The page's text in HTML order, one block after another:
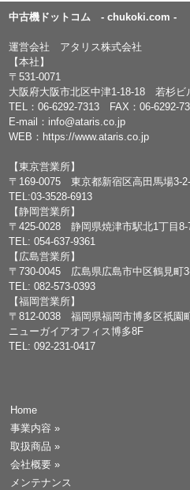
中古機ドットコム - chukoki.com -
運営会社 アタリス株式会社
【本社】
〒531-0071
大阪府大阪市北区中津1-18-18 若杉ビ
TEL：06-6292-7313 FAX：06-6292-
E-mail： info@ataris.co.jp
WEB： https://www.ataris.co.jp
【東京営業所】
〒169-0075 東京都新宿区高田馬場3-
TEL:03-3528-6913
【静岡営業所】
〒425-0028 静岡県焼津市駅北1丁目8-
TEL: 054-637-9361
【広島営業所】
〒730-0045 広島県広島市中区鶴見町
TEL: 082-573-0393
【福岡営業所】
〒812-0038 福岡県福岡市博多区祇園
ニューガイアオフィス博多8F
TEL: 092-231-0417
Home
事業内容 »
取扱商品 »
会社概要 »
メンテナンス